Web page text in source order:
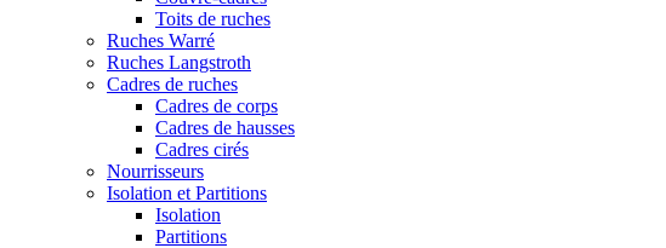
Toits de ruches
Ruches Warré
Ruches Langstroth
Cadres de ruches
Cadres de corps
Cadres de hausses
Cadres cirés
Nourrisseurs
Isolation et Partitions
Isolation
Partitions